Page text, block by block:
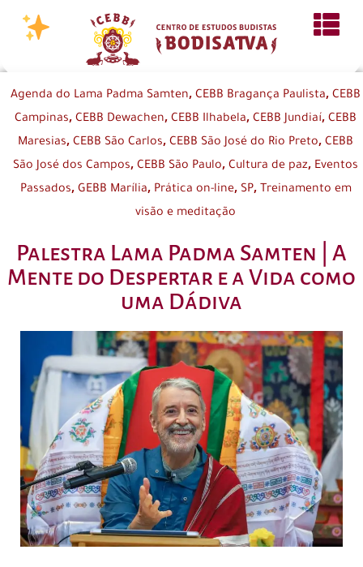
Agenda do Lama Padma Samten, CEBB Bragança Paulista, CEBB
Campinas, CEBB Dewachen, CEBB Ilhabela, CEBB Jundiaí, CEBB
Maresias, CEBB São Carlos, CEBB São José do Rio Preto, CEBB
São José dos Campos, CEBB São Paulo, Cultura de paz, Eventos
Passados, GEBB Marília, Prática on-line, SP, Treinamento em
visão e meditação
Palestra Lama Padma Samten | A
Mente do Despertar e a Vida como
uma Dádiva